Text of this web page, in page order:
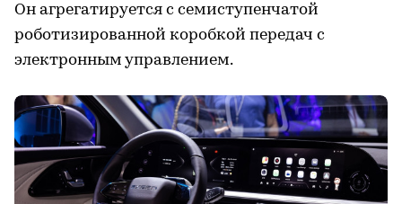
Он агрегатируется с семиступенчатой
роботизированной коробкой передач с
электронным управлением.